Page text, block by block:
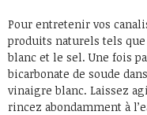
Pour entretenir vos
produits naturels tels
blanc et le sel. Une fois
bicarbonate de soude
vinaigre blanc. Laissez
rincez abondamment à